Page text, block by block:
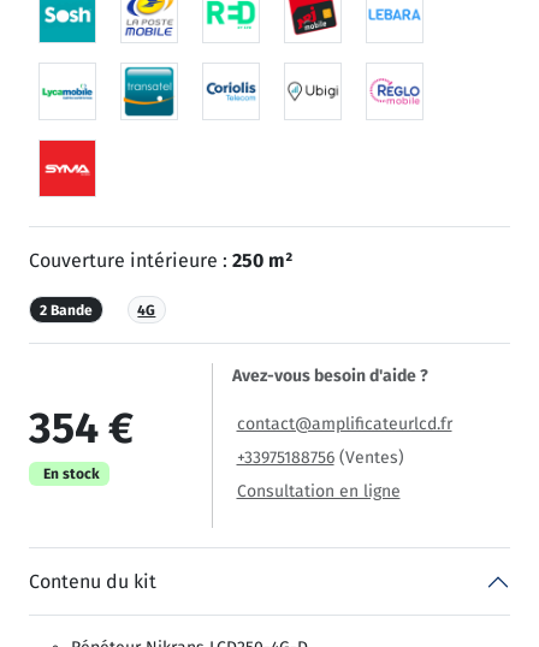
Couverture intérieure : 250 m²
2 Bande 4G
354 €
En stock
Avez-vous besoin d'aide ?
contact@amplificateurlcd.fr
+33975188756(Ventes)
Consultation en ligne
Contenu du kit